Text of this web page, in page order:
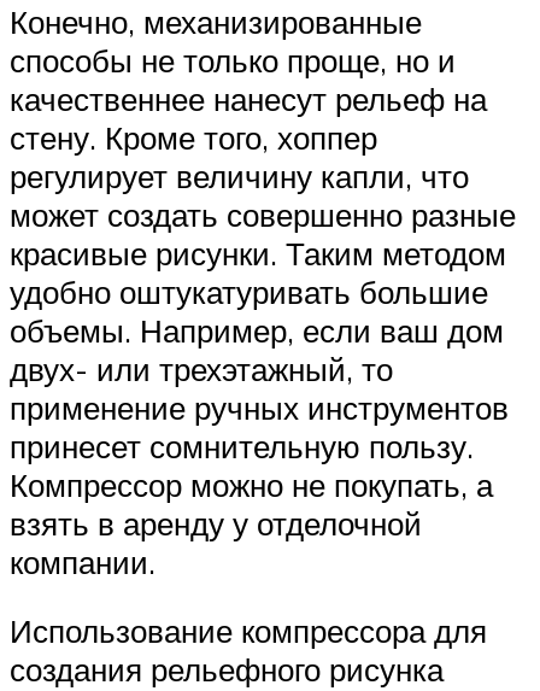
Конечно, механизированные
способы не только проще, но и
качественнее нанесут рельеф на
стену. Кроме того, хоппер
регулирует величину капли, что
может создать совершенно разные
красивые рисунки. Таким методом
удобно оштукатуривать большие
объемы. Например, если ваш дом
двух- или трехэтажный, то
применение ручных инструментов
принесет сомнительную пользу.
Компрессор можно не покупать, а
взять в аренду у отделочной
компании.
Использование компрессора для
создания рельефного рисунка